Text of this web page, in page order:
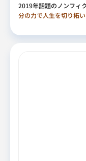
2019年話題のノンフィ
分の力で人生を切り拓い